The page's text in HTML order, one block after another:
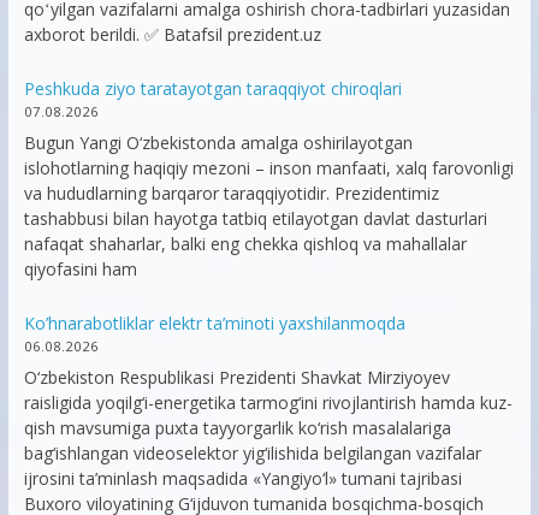
qoʻyilgan vazifalarni amalga oshirish chora-tadbirlari yuzasidan
axborot berildi. ✅ Batafsil prezident.uz
Peshkuda ziyo taratayotgan taraqqiyot chiroqlari
07.08.2026
Bugun Yangi O‘zbekistonda amalga oshirilayotgan
islohotlarning haqiqiy mezoni – inson manfaati, xalq farovonligi
va hududlarning barqaror taraqqiyotidir. Prezidentimiz
tashabbusi bilan hayotga tatbiq etilayotgan davlat dasturlari
nafaqat shaharlar, balki eng chekka qishloq va mahallalar
qiyofasini ham
Ko’hnarabotliklar elektr ta’minoti yaxshilanmoqda
06.08.2026
O‘zbekiston Respublikasi Prezidenti Shavkat Mirziyoyev
raisligida yoqilg‘i-energetika tarmog‘ini rivojlantirish hamda kuz-
qish mavsumiga puxta tayyorgarlik ko‘rish masalalariga
bag‘ishlangan videoselektor yig‘ilishida belgilangan vazifalar
ijrosini ta’minlash maqsadida «Yangiyo‘l» tumani tajribasi
Buxoro viloyatining G‘ijduvon tumanida bosqichma-bosqich